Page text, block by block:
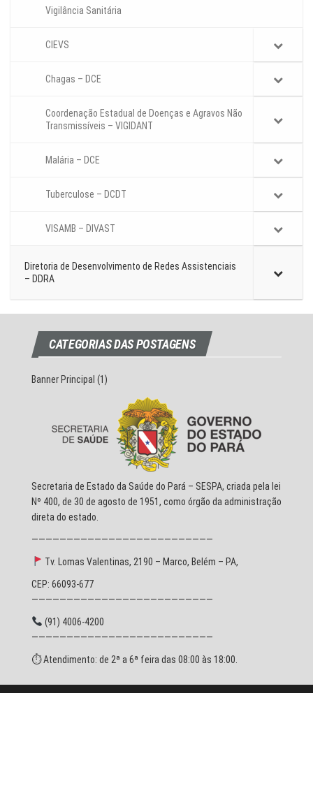
Vigilância Sanitária
CIEVS
Chagas – DCE
Coordenação Estadual de Doenças e Agravos Não
Transmissíveis – VIGIDANT
Malária – DCE
Tuberculose – DCDT
VISAMB – DIVAST
Diretoria de Desenvolvimento de Redes Assistenciais
– DDRA
CATEGORIAS DAS POSTAGENS
Banner Principal (1)
Secretaria de Estado da Saúde do Pará – SESPA, criada pela lei
Nº 400, de 30 de agosto de 1951, como órgão da administração
direta do estado.
——————————————————————————
Tv. Lomas Valentinas, 2190 – Marco, Belém – PA,
CEP: 66093-677
——————————————————————————
(91) 4006-4200
——————————————————————————
⏱ Atendimento: de 2ª a 6ª feira das 08:00 às 18:00.